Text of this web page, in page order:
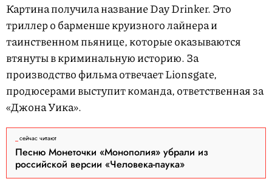
Картина получила название Day Drinker. Это
триллер о барменше круизного лайнера и
таинственном пьянице, которые оказываются
втянуты в криминальную историю. За
производство фильма отвечает Lionsgate,
продюсерами выступит команда, ответственная за
«Джона Уика».
сейчас читают
Песню Монеточки «Монополия» убрали из
российской версии «Человека-паука»